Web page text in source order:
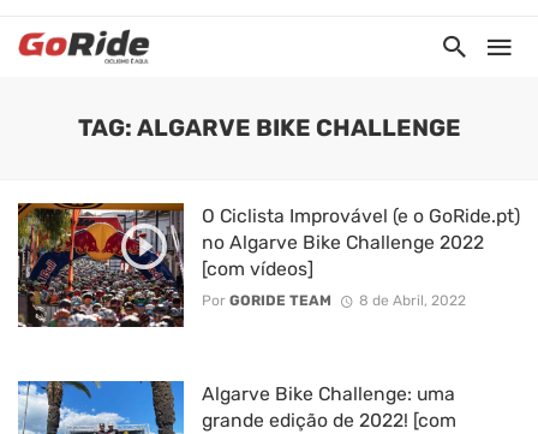
TAG: ALGARVE BIKE CHALLENGE
O Ciclista Improvável (e o GoRide.pt)
no Algarve Bike Challenge 2022
[com vídeos]
Por GORIDE TEAM 8 de Abril, 2022
Algarve Bike Challenge: uma
grande edição de 2022! [com